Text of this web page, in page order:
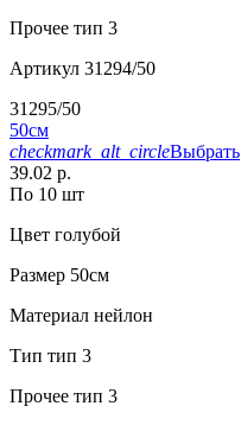
Прочее тип 3
Артикул 31294/50
31295/50
50см
checkmark_alt_circleВыбрать
39.02 р.
По 10 шт
Цвет голубой
Размер 50см
Материал нейлон
Тип тип 3
Прочее тип 3